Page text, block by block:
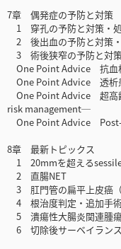
7章 偶発症の予防と対策
1 穿孔の予防と対策・
2 後出血の予防と対策
3 術後狭窄の予防と対
One Point Advice 抗血
One Point Advice 透析
One Point Advice 超高
risk management─
One Point Advice Post-
8章 最新トピックス
1 20mmを超えるsessile
2 直腸NET
3 肛門管の扁平上皮癌（
4 根治度判定・追加手術
5 潰瘍性大腸炎関連腫瘍
6 切除後サーベイランス